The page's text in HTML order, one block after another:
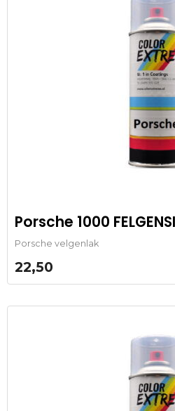
Porsche 1000
Porsche velgenlak
22,50